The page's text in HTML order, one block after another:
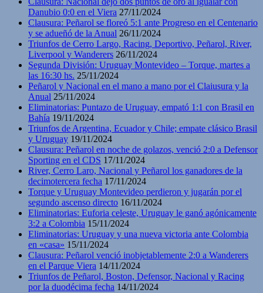
Danubio 0:0 en el Viera 27/11/2024
Clausura: Peñarol se floreó 5:1 ante Progreso en el Centenario
y se adueñó de la Anual 26/11/2024
Triunfos de Cerro Largo, Racing, Deportivo, Peñarol, River,
Liverpool y Wanderers 26/11/2024
Segunda División: Uruguay Montevideo – Torque, martes a
las 16:30 hs. 25/11/2024
Peñarol y Nacional en el mano a mano por el Claiusura y la
Anual 25/11/2024
Eliminatorias: Puntazo de Uruguay, empató 1:1 con Brasil en
Bahía 19/11/2024
Triunfos de Argentina, Ecuador y Chile; empate clásico Brasil
y Uruguay 19/11/2024
Clausura: Peñarol en noche de golazos, venció 2:0 a Defensor
Sporting en el CDS 17/11/2024
River, Cerro Laro, Nacional y Peñarol los ganadores de la
decimotercera fecha 17/11/2024
Torque y Uruguay Montevideo perdieron y jugarán por el
segundo ascenso directo 16/11/2024
Eliminatorias: Euforia celeste, Uruguay le ganó agónicamente
3:2 a Colombia 15/11/2024
Eliminatorias: Uruguay y una nueva victoria ante Colombia
en «casa» 15/11/2024
Clausura: Peñarol venció inobjetablemente 2:0 a Wanderers
en el Parque Viera 14/11/2024
Triunfos de Peñarol, Boston, Defensor, Nacional y Racing
por la duodécima fecha 14/11/2024